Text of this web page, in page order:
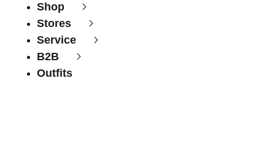
Shop
Stores
Service
B2B
Outfits